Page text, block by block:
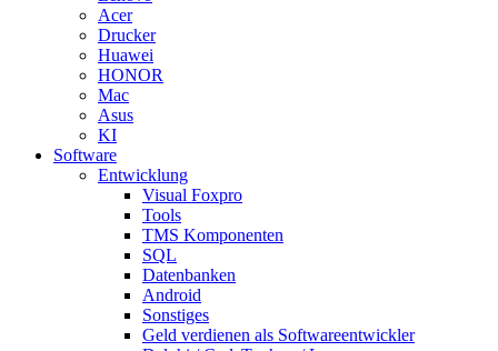
Acer
Drucker
Huawei
HONOR
Mac
Asus
KI
Software
Entwicklung
Visual Foxpro
Tools
TMS Komponenten
SQL
Datenbanken
Android
Sonstiges
Geld verdienen als Softwareentwickler